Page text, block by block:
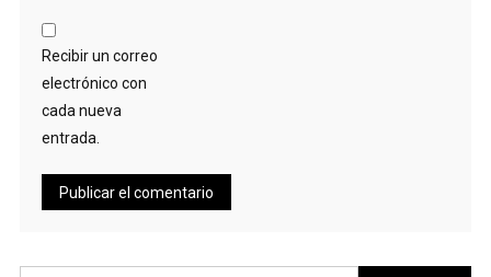
Recibir un correo
electrónico con
cada nueva
entrada.